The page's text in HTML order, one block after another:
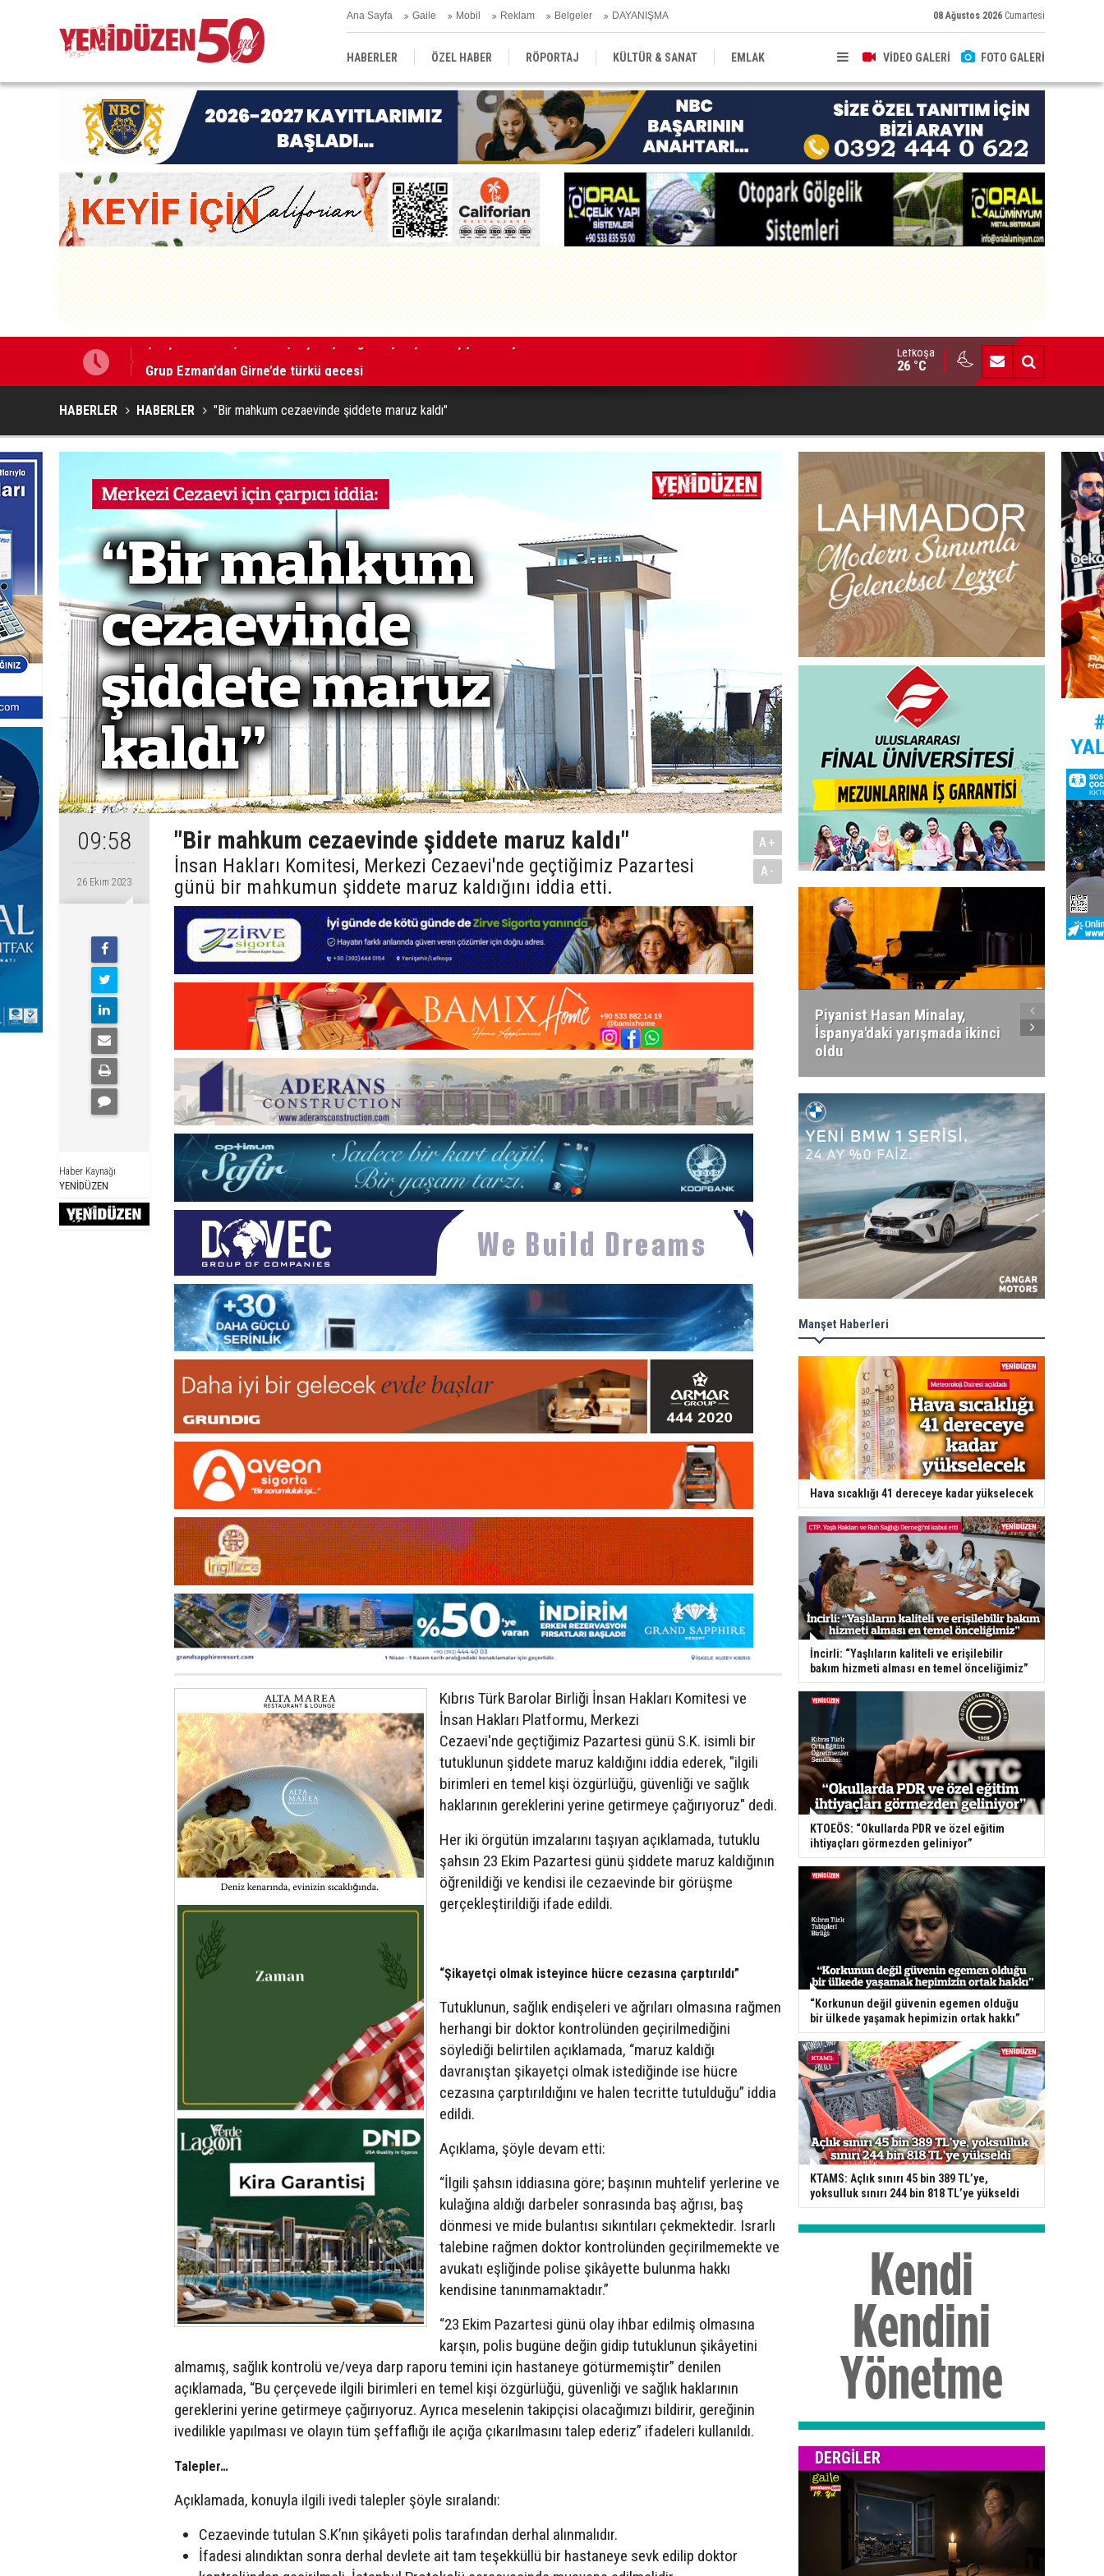
Ana Sayfa Gaile Mobil Reklam Belgeler DAYANIŞMA 08 Ağustos 2026 Cumartesi
VİDEO GALERİ FOTO GALERİ
HABERLER ÖZEL HABER RÖPORTAJ KÜLTÜR & SANAT EMLAK
EĞİTİM YEREL YÖNETİM DERGİLER SEKTÖR
Grup Ezman’dan Girne’de türkü gecesi Kıbrıs’ın güneyinde yıllık enflasyon temmuzda yüzde 2,9 oldu
Lefkoşa
26 °C
HABERLER HABERLER "Bir mahkum cezaevinde şiddete maruz kaldı"
09:58
26 Ekim 2023
Haber Kaynağı
YENİDÜZEN
"Bir mahkum cezaevinde şiddete maruz kaldı"
İnsan Hakları Komitesi, Merkezi Cezaevi'nde geçtiğimiz Pazartesi
günü bir mahkumun şiddete maruz kaldığını iddia etti.
A+
A-
Kıbrıs Türk Barolar Birliği İnsan Hakları Komitesi ve
İnsan Hakları Platformu, Merkezi
Cezaevi'nde geçtiğimiz Pazartesi günü S.K. isimli bir
tutuklunun şiddete maruz kaldığını iddia ederek, "ilgili
birimleri en temel kişi özgürlüğü, güvenliği ve sağlık
haklarının gereklerini yerine getirmeye çağırıyoruz" dedi.
Her iki örgütün imzalarını taşıyan açıklamada, tutuklu
şahsın 23 Ekim Pazartesi günü şiddete maruz kaldığının
öğrenildiği ve kendisi ile cezaevinde bir görüşme
gerçekleştirildiği ifade edildi.
“Şikayetçi olmak isteyince hücre cezasına çarptırıldı”
Tutuklunun, sağlık endişeleri ve ağrıları olmasına rağmen
herhangi bir doktor kontrolünden geçirilmediğini
söylediği belirtilen açıklamada, “maruz kaldığı
davranıştan şikayetçi olmak istediğinde ise hücre
cezasına çarptırıldığını ve halen tecritte tutulduğu” iddia
edildi.
Açıklama, şöyle devam etti:
“İlgili şahsın iddiasına göre; başının muhtelif yerlerine ve
kulağına aldığı darbeler sonrasında baş ağrısı, baş
dönmesi ve mide bulantısı sıkıntıları çekmektedir. Israrlı
talebine rağmen doktor kontrolünden geçirilmemekte ve
avukatı eşliğinde polise şikâyette bulunma hakkı
kendisine tanınmamaktadır.”
“23 Ekim Pazartesi günü olay ihbar edilmiş olmasına
karşın, polis bugüne değin gidip tutuklunun şikâyetini
almamış, sağlık kontrolü ve/veya darp raporu temini için hastaneye götürmemiştir” denilen
açıklamada, “Bu çerçevede ilgili birimleri en temel kişi özgürlüğü, güvenliği ve sağlık haklarının
gereklerini yerine getirmeye çağırıyoruz. Ayrıca meselenin takipçisi olacağımızı bildirir, gereğinin
ivedilikle yapılması ve olayın tüm şeffaflığı ile açığa çıkarılmasını talep ederiz” ifadeleri kullanıldı.
Talepler…
Açıklamada, konuyla ilgili ivedi talepler şöyle sıralandı:
Cezaevinde tutulan S.K’nın şikâyeti polis tarafından derhal alınmalıdır.
İfadesi alındıktan sonra derhal devlete ait tam teşekküllü bir hastaneye sevk edilip doktor
Piyanist Hasan Minalay,
İspanya'daki yarışmada ikinci
oldu
Manşet Haberleri
Hava sıcaklığı 41 dereceye kadar yükselecek
İncirli: “Yaşlıların kaliteli ve erişilebilir
bakım hizmeti alması en temel önceliğimiz”
KTOEÖS: “Okullarda PDR ve özel eğitim
ihtiyaçları görmezden geliniyor”
“Korkunun değil güvenin egemen olduğu
bir ülkede yaşamak hepimizin ortak hakkı”
KTAMS: Açlık sınırı 45 bin 389 TL’ye,
yoksulluk sınırı 244 bin 818 TL’ye yükseldi
DERGILER